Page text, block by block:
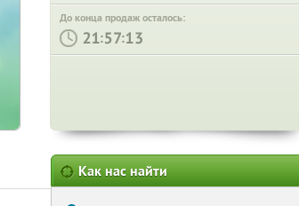
До конца продаж осталось:
: :
Как нас найти